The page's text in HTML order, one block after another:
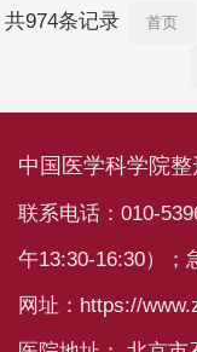
共974条记录 首页
中国医学科学院
联系电话：010-
午13:30-16:30）；
网址：https://